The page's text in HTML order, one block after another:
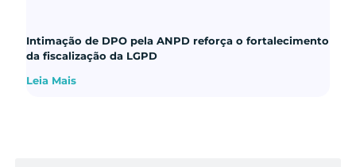
Intimação de DPO pela ANPD reforça o fortalecimento
da fiscalização da LGPD
Leia Mais